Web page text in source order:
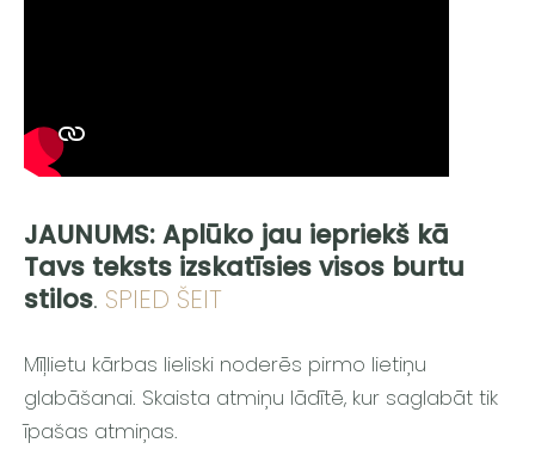
JAUNUMS: Aplūko jau iepriekš kā
Tavs teksts izskatīsies visos burtu
stilos. SPIED ŠEIT
Mīļlietu kārbas lieliski noderēs pirmo lietiņu
glabāšanai. Skaista atmiņu lādītē, kur saglabāt tik
īpašas atmiņas.